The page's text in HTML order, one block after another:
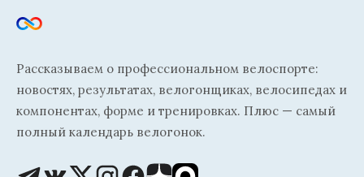
Рассказываем о профессиональном велоспорте:
новостях, результатах, велогонщиках, велосипедах и
компонентах, форме и тренировках. Плюс — самый
полный календарь велогонок.